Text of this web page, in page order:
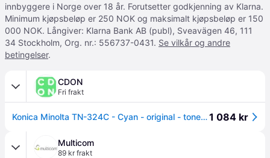
innbyggere i Norge over 18 år. Forutsetter godkjenning av Klarna.
Minimum kjøpsbeløp er 250 NOK og maksimalt kjøpsbeløp er 150
000 NOK. Långiver: Klarna Bank AB (publ), Sveavägen 46, 111
34 Stockholm, Org. nr.: 556737-0431. Se vilkår og andre
betingelser.
CDON
Fri frakt
Konica Minolta TN-324C - Cyan - original - tonerpatron - for bizhub C258, C308, C3681 084 kr
Multicom
89 kr frakt